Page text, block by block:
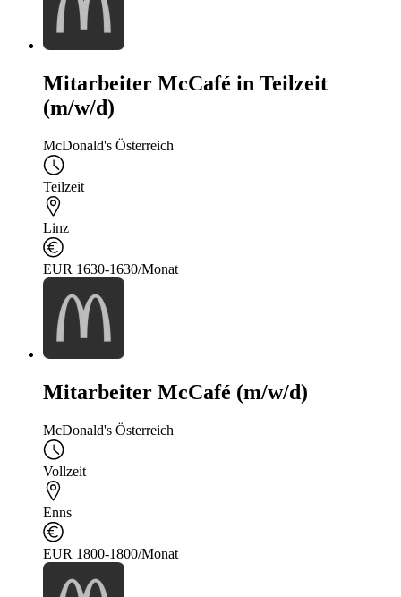
Mitarbeiter McCafé in Teilzeit
(m/w/d)
McDonald's Österreich
Teilzeit
Linz
EUR 1630-1630/Monat
Mitarbeiter McCafé (m/w/d)
McDonald's Österreich
Vollzeit
Enns
EUR 1800-1800/Monat